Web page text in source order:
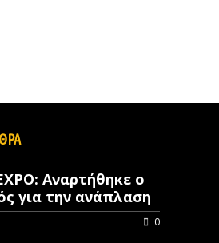
Αναρτήθηκε ο
για την ανάπλαση
0